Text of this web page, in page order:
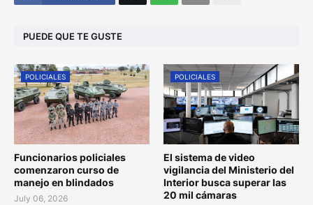
PUEDE QUE TE GUSTE
POLICIALES
Funcionarios policiales
comenzaron curso de
manejo en blindados
July 06, 2026
POLICIALES
El sistema de video
vigilancia del Ministerio del
Interior busca superar las
20 mil cámaras